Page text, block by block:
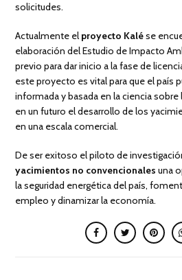
solicitudes.
Actualmente el proyecto Kalése
elaboración del Estudio de Impacto
previo para dar inicio a la fase de
este proyecto es vital para que el país
informada y basada en la ciencia sobre
en un futuro el desarrollo de los
en una escala comercial.
De ser exitoso el piloto de
yacimientos no convencionalesuna
la seguridad energética del país,
empleo y dinamizar la economía.